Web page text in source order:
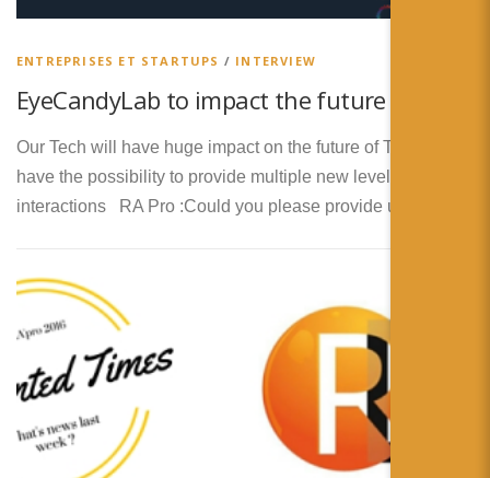
Español
ENTREPRISES ET STARTUPS / INTERVIEW
EyeCandyLab to impact the future of TV !
Our Tech will have huge impact on the future of TV. We
have the possibility to provide multiple new levels of
interactions RA Pro :Could you please provide us …